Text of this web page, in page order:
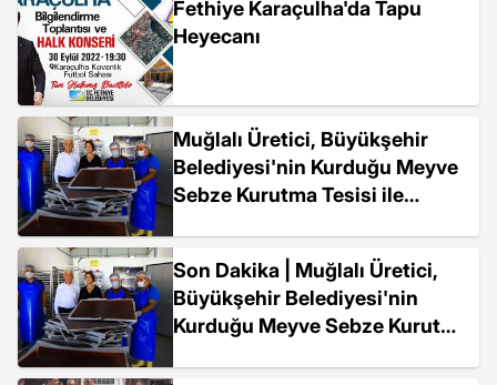
Fethiye Karaçulha'da Tapu
Heyecanı
Muğlalı Üretici, Büyükşehir
Belediyesi'nin Kurduğu Meyve
Sebze Kurutma Tesisi ile
Son Dakika | Muğlalı Üretici,
Büyükşehir Belediyesi'nin
Kurduğu Meyve Sebze Kurutma